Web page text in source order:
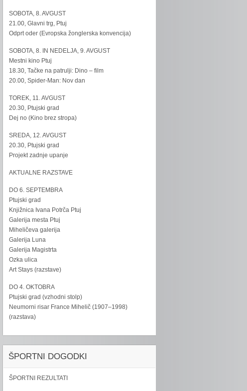
SOBOTA, 8. AVGUST
21.00, Glavni trg, Ptuj
Odprt oder (Evropska žonglerska konvencija)
SOBOTA, 8. IN NEDELJA, 9. AVGUST
Mestni kino Ptuj
18.30, Tačke na patrulji: Dino – film
20.00, Spider-Man: Nov dan
TOREK, 11. AVGUST
20.30, Ptujski grad
Dej no (Kino brez stropa)
SREDA, 12. AVGUST
20.30, Ptujski grad
Projekt zadnje upanje
AKTUALNE RAZSTAVE
DO 6. SEPTEMBRA
Ptujski grad
Knjižnica Ivana Potrča Ptuj
Galerija mesta Ptuj
Miheličeva galerija
Galerija Luna
Galerija Magistrta
Ozka ulica
Art Stays (razstave)
DO 4. OKTOBRA
Ptujski grad (vzhodni stolp)
Neumorni risar France Mihelič (1907–1998)
(razstava)
ŠPORTNI DOGODKI
ŠPORTNI REZULTATI